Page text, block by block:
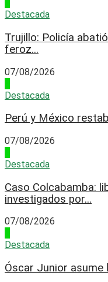
Destacada
Trujillo: Policía
feroz...
07/08/2026
Destacada
Perú y México
07/08/2026
Destacada
Caso Colcabamba:
investigados por...
07/08/2026
Destacada
Óscar Junior asume